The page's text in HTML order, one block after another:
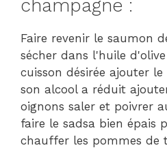
champagne :
Faire revenir le saumon
sécher dans l'huile
cuisson désirée ajouter
son alcool a réduit
oignons saler et poivrer
faire le sadsa bien épais
chauffer les pommes de